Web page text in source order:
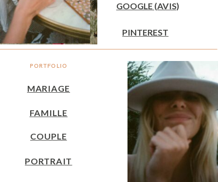
PORTFOLIO
MARIAGE
GOOGLE (AVIS)
FAMILLE
PINTEREST
COUPLE
PORTRAIT